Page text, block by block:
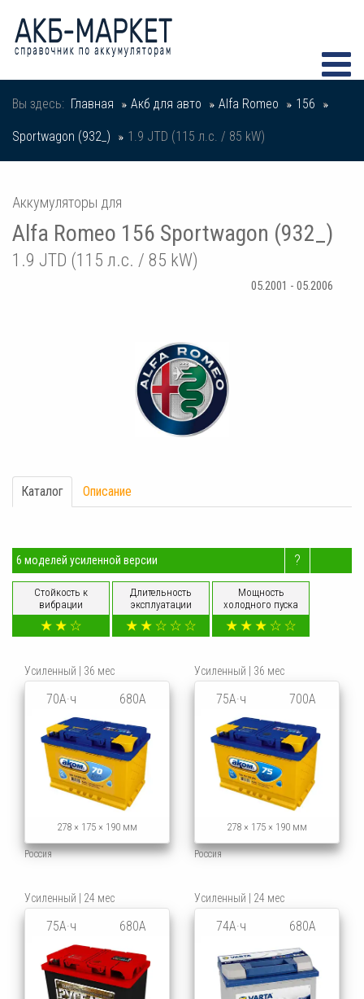
Вы здесь: Главная Акб для авто Alfa Romeo 156
Sportwagon (932_) 1.9 JTD (115 л.с. / 85 kW)
Аккумуляторы для
Alfa Romeo 156 Sportwagon (932_)
1.9 JTD (115 л.с. / 85 kW)
05.2001 - 05.2006
Каталог Описание
6 моделей усиленной версии ?
Стойкость к
вибрации
Длительность
эксплуатации
Мощность
холодного пуска
Усиленный | 36 мес
70А·ч 680А
278 × 175 × 190 мм
Россия
Усиленный | 36 мес
75А·ч 700А
278 × 175 × 190 мм
Россия
Усиленный | 24 мес
75А·ч 680А
Усиленный | 24 мес
74А·ч 680А